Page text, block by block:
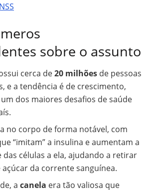
sobre o assunto
cerca de20 milhões de pessoas
e a tendência é de crescimento,
dos maiores desafios de saúde
no corpo de forma notável, com
“imitam” a insulina e aumentam a
das células a ela, ajudando a retirar
açúcar da corrente sanguínea.
acanela era tão valiosa que